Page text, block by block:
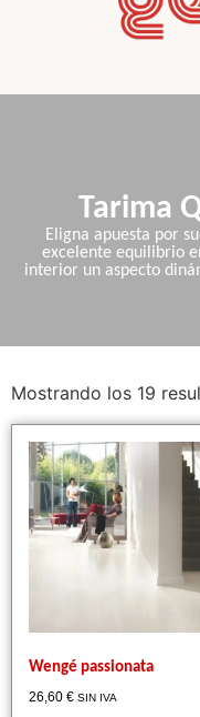
Tarima
Eligna apuesta por
excelente equilibrio
interior un aspecto
Mostrando los 19
Wengé passionata
26,60 € SIN IVA